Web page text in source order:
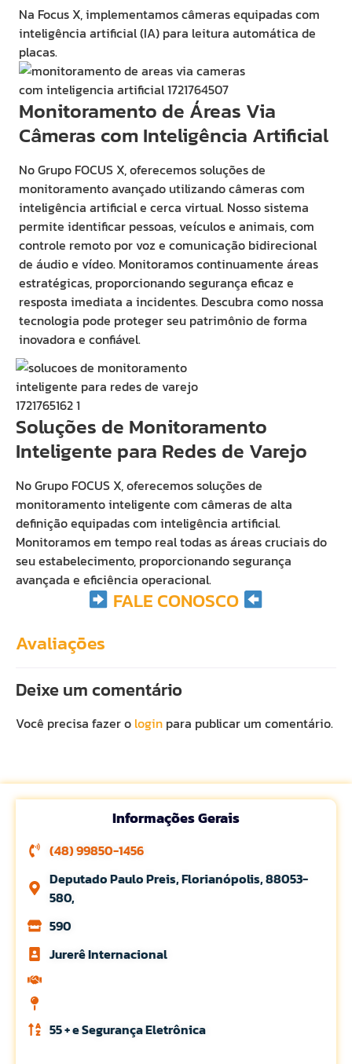
Na Focus X, implementamos câmeras equipadas com
inteligência artificial (IA) para leitura automática de
placas.
Monitoramento de Áreas Via
Câmeras com Inteligência Artificial
No Grupo FOCUS X, oferecemos soluções de
monitoramento avançado utilizando câmeras com
inteligência artificial e cerca virtual. Nosso sistema
permite identificar pessoas, veículos e animais, com
controle remoto por voz e comunicação bidirecional
de áudio e vídeo. Monitoramos continuamente áreas
estratégicas, proporcionando segurança eficaz e
resposta imediata a incidentes. Descubra como nossa
tecnologia pode proteger seu patrimônio de forma
inovadora e confiável.
Soluções de Monitoramento
Inteligente para Redes de Varejo
No Grupo FOCUS X, oferecemos soluções de
monitoramento inteligente com câmeras de alta
definição equipadas com inteligência artificial.
Monitoramos em tempo real todas as áreas cruciais do
seu estabelecimento, proporcionando segurança
avançada e eficiência operacional.
FALE CONOSCO
Avaliações
Deixe um comentário
Você precisa fazer o login para publicar um comentário.
Informações Gerais
(48) 99850-1456
Deputado Paulo Preis, Florianópolis, 88053-
580,
590
Jurerê Internacional
55 + e Segurança Eletrônica